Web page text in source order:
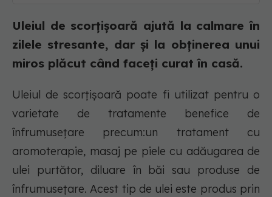
Uleiul de scorțișoară ajută la calmare în
zilele stresante, dar și la obținerea unui
miros plăcut când faceți curat în casă.
Uleiul de scorțișoară poate fi utilizat pentru o
varietate de tratamente benefice de
înfrumusețare precum:un tratament cu
aromoterapie, masaj pe piele cu adăugarea de
ulei purtător, diluare în băi sau produse de
înfrumusețare. Acest tip de ulei este produs prin